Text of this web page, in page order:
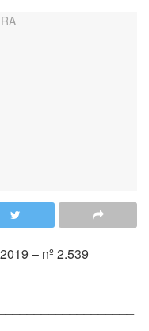
– nº 2.539